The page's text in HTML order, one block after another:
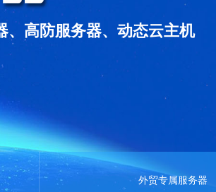
、高防服务器、动态云主机
外贸专属服务器